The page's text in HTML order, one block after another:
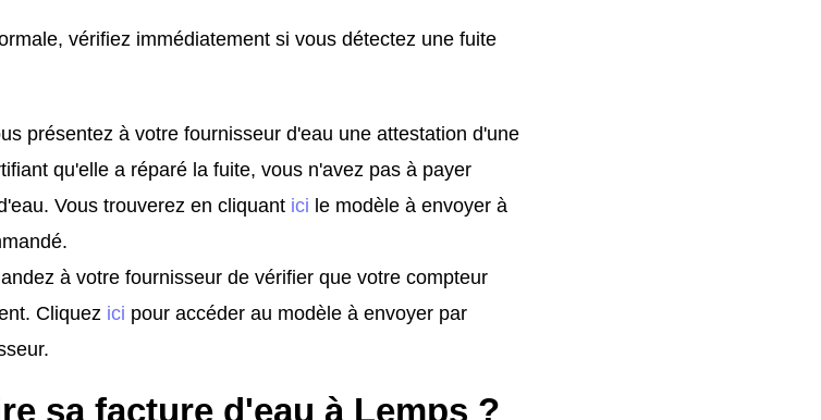
vérifiez immédiatement si vous détectez une fuite
présentez à votre fournisseur d'eau une attestation d'une
qu'elle a réparé la fuite, vous n'avez pas à payer
Vous trouverez en cliquant ici le modèle à envoyer à
à votre fournisseur de vérifier que votre compteur
Cliquez ici pour accéder au modèle à envoyer par
sa facture d'eau à Lemps ?